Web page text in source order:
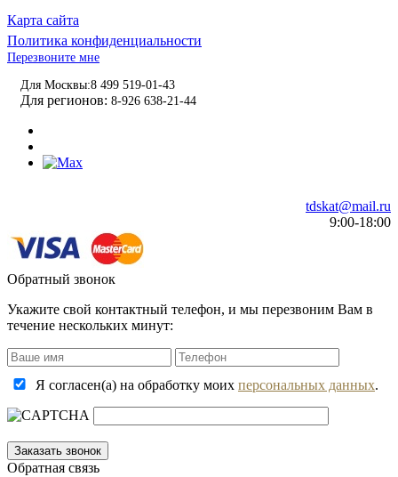
Карта сайта
Политика конфиденциальности
Перезвоните мне
Для Москвы:8 499 519-01-43
Для регионов: 8-926 638-21-44
tdskat@mail.ru
9:00-18:00
Обратный звонок
Укажите свой контактный телефон, и мы перезвоним Вам в
течение нескольких минут:
Я согласен(а) на обработку моих персональных данных.
Обратная связь